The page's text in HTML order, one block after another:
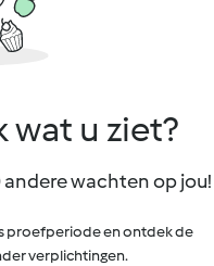
wat u ziet?
andere wachten op jou!
proefperiode en ontdek de
verplichtingen.